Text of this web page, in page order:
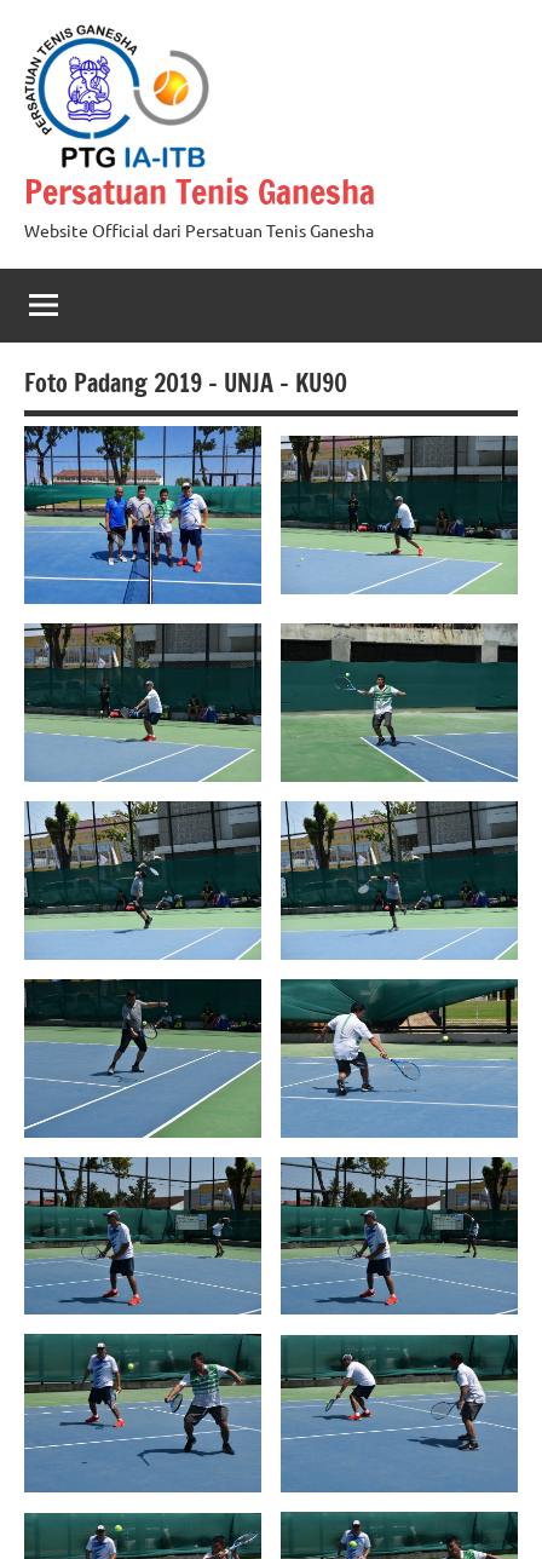
content
Persatuan Tenis Ganesha
Website Official dari Persatuan Tenis Ganesha
Foto Padang 2019 – UNJA – KU90